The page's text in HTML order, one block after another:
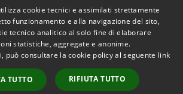
Copyright © 2026 • Comune di
Paternò • Powered by
Municipium•
Accesso
cookie tecnici e assimilati strettamente
funzionamento e alla navigazione del sito,
tecnico analitico al solo fine di elaborare
statistiche, aggregate e anonime.
può consultare la cookie policy al seguente link
TUTTO RIFIUTA TUTTO